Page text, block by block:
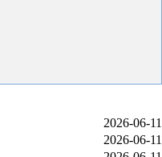
2026-06-11
2026-06-11